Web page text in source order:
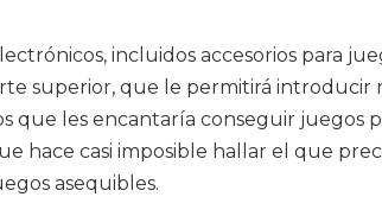
incluidos accesorios para
superior, que le permitirá
que les encantaría conseguir juegos
hace casi imposible hallar el que
asequibles.